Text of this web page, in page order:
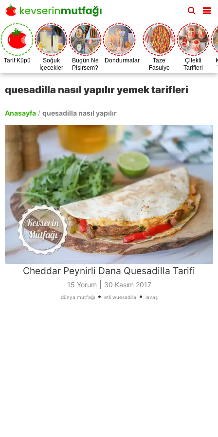
Tarif Küpü
Soğuk
İçecekler
Bugün Ne
Pişirsem?
Dondurmalar
Taze
Fasulye
Zamanı
Çilekli
Tarifleri
quesadilla nasıl yapılır yemek tarifleri
Anasayfa / quesadilla nasıl yapılır
Cheddar Peynirli Dana Quesadilla Tarifi
15 Yorum 30 Kasım 2017
dünya mutfağı• etli wuesadilla • lavaş